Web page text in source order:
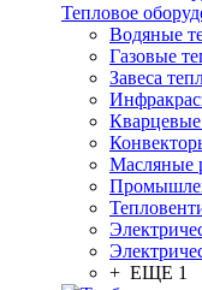
Тепловое
Водяные
Газовые
Завеса
Кварцевые
Масляные
+ ЕЩЕ 1